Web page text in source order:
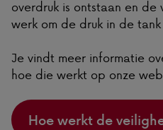
overdruk is ontstaan en
werk om de druk in de
Je vindt meer informatie
hoe die werkt op onze
Hoe werkt de